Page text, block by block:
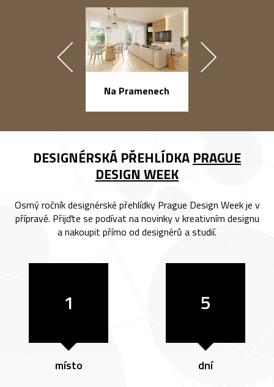
Na Pramenech
DESIGNÉRSKÁ PŘEHLÍDKA PRAGUE
DESIGN WEEK
Osmý ročník designérské přehlídky Prague Design Week je v
přípravě. Přijďte se podívat na novinky v kreativním designu
a nakoupit přímo od designérů a studií.
1
místo
5
dní